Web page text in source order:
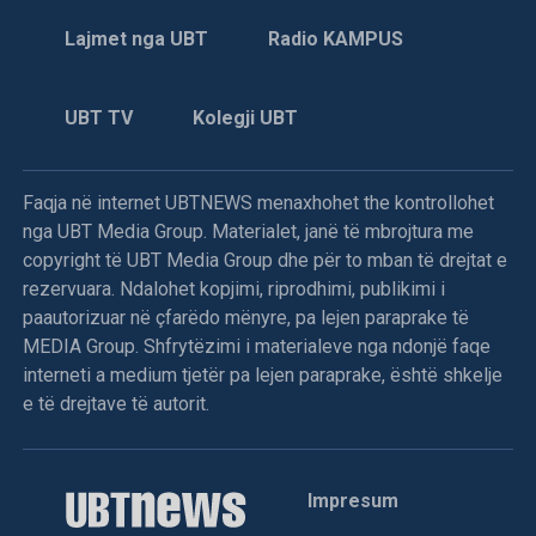
Lajmet nga UBT Radio KAMPUS
UBT TV Kolegji UBT
Faqja në internet UBTNEWS menaxhohet the kontrollohet
nga UBT Media Group. Materialet, janë të mbrojtura me
copyright të UBT Media Group dhe për to mban të drejtat e
rezervuara. Ndalohet kopjimi, riprodhimi, publikimi i
paautorizuar në çfarëdo mënyre, pa lejen paraprake të
MEDIA Group. Shfrytëzimi i materialeve nga ndonjë faqe
interneti a medium tjetër pa lejen paraprake, është shkelje
e të drejtave të autorit.
Impresum